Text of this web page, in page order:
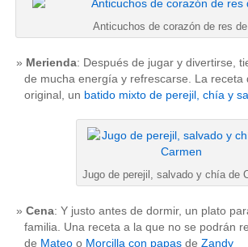
Anticuchos de corazón de res
Merienda: Después de jugar y divertirse,
de mucha energía y refrescarse. La receta
original, un batido mixto de perejil, chía y
Jugo de perejil, salvado y chía de
Cena: Y justo antes de dormir, un plato
familia. Una receta a la que no se podrán
de Mateo o Morcilla con papas de Zandy